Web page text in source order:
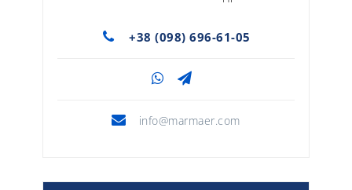
+38 (098) 696-61-05
info@marmaer.com